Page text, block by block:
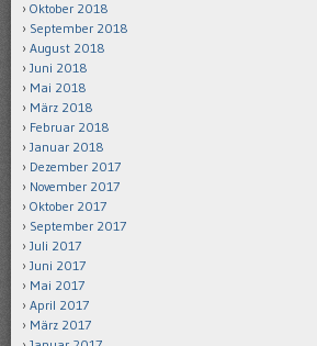
Oktober 2018
September 2018
August 2018
Juni 2018
Mai 2018
März 2018
Februar 2018
Januar 2018
Dezember 2017
November 2017
Oktober 2017
September 2017
Juli 2017
Juni 2017
Mai 2017
April 2017
März 2017